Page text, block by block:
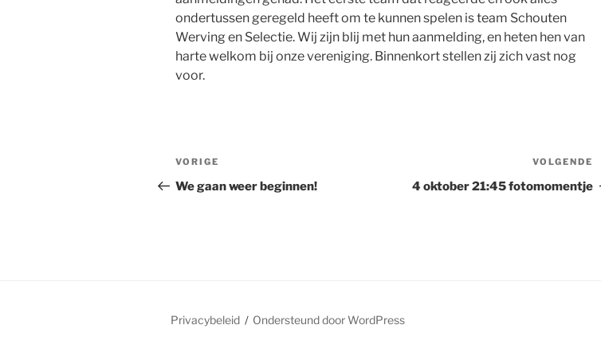
ondertussen geregeld heeft om te kunnen spelen is team Schouten
Werving en Selectie. Wij zijn blij met hun aanmelding, en heten hen van
harte welkom bij onze vereniging. Binnenkort stellen zij zich vast nog
voor.
Bericht
navigatie
Vorig
bericht
VORIGE
We gaan weer beginnen!
VOLGENDE
4 oktober 21:45 fotomomentje
Privacybeleid Ondersteund door WordPress